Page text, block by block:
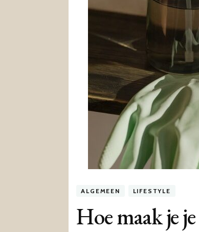
ALGEMEEN LIFESTYLE
Hoe maak je